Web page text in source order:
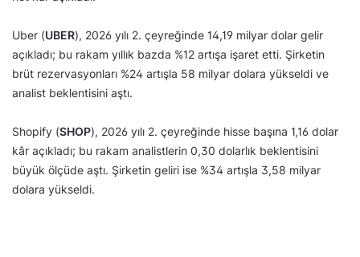
Uber (UBER), 2026 yılı 2. çeyreğinde 14,19 milyar dolar gelir
açıkladı; bu rakam yıllık bazda %12 artışa işaret etti. Şirketin
brüt rezervasyonları %24 artışla 58 milyar dolara yükseldi ve
analist beklentisini aştı.
Shopify (SHOP), 2026 yılı 2. çeyreğinde hisse başına 1,16 dolar
kâr açıkladı; bu rakam analistlerin 0,30 dolarlık beklentisini
büyük ölçüde aştı. Şirketin geliri ise %34 artışla 3,58 milyar
dolara yükseldi.